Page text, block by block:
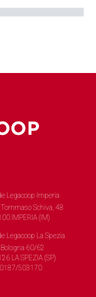
Legacoop Imperia
Schiva, 48
IMPERIA (IM)
Legacoop La Spezia
60/62
LA SPEZIA (SP)
503170